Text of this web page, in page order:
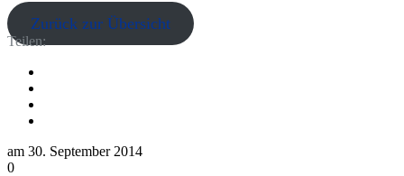
Zurück zur Übersicht
Teilen:
am 30. September 2014
0